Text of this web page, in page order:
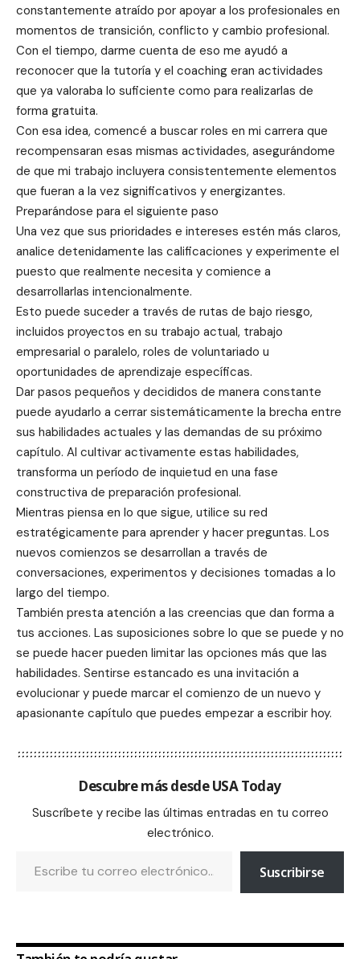
constantemente atraído por apoyar a los profesionales en
momentos de transición, conflicto y cambio profesional.
Con el tiempo, darme cuenta de eso me ayudó a
reconocer que la tutoría y el coaching eran actividades
que ya valoraba lo suficiente como para realizarlas de
forma gratuita.
Con esa idea, comencé a buscar roles en mi carrera que
recompensaran esas mismas actividades, asegurándome
de que mi trabajo incluyera consistentemente elementos
que fueran a la vez significativos y energizantes.
Preparándose para el siguiente paso
Una vez que sus prioridades e intereses estén más claros,
analice detenidamente las calificaciones y experimente el
puesto que realmente necesita y comience a
desarrollarlas intencionalmente.
Esto puede suceder a través de rutas de bajo riesgo,
incluidos proyectos en su trabajo actual, trabajo
empresarial o paralelo, roles de voluntariado u
oportunidades de aprendizaje específicas.
Dar pasos pequeños y decididos de manera constante
puede ayudarlo a cerrar sistemáticamente la brecha entre
sus habilidades actuales y las demandas de su próximo
capítulo. Al cultivar activamente estas habilidades,
transforma un período de inquietud en una fase
constructiva de preparación profesional.
Mientras piensa en lo que sigue, utilice su red
estratégicamente para aprender y hacer preguntas. Los
nuevos comienzos se desarrollan a través de
conversaciones, experimentos y decisiones tomadas a lo
largo del tiempo.
También presta atención a las creencias que dan forma a
tus acciones. Las suposiciones sobre lo que se puede y no
se puede hacer pueden limitar las opciones más que las
habilidades. Sentirse estancado es una invitación a
evolucionar y puede marcar el comienzo de un nuevo y
apasionante capítulo que puedes empezar a escribir hoy.
Descubre más desde USA Today
Suscríbete y recibe las últimas entradas en tu correo
electrónico.
Suscribirse